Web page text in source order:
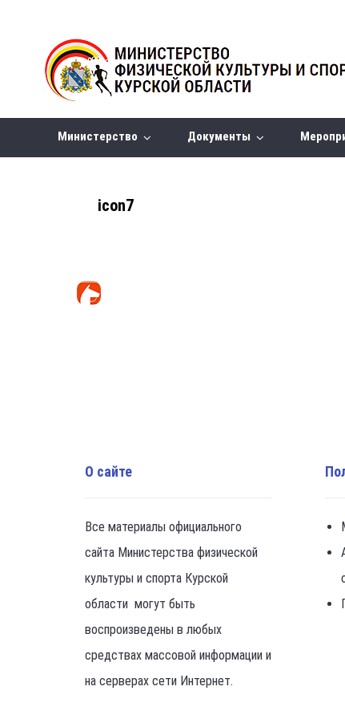
Министерство Документы
icon7
О сайте
Все материалы официального
сайта Министерства физической
культуры и спорта Курской
области могут быть
воспроизведены в любых
средствах массовой информации и
на серверах сети Интернет.